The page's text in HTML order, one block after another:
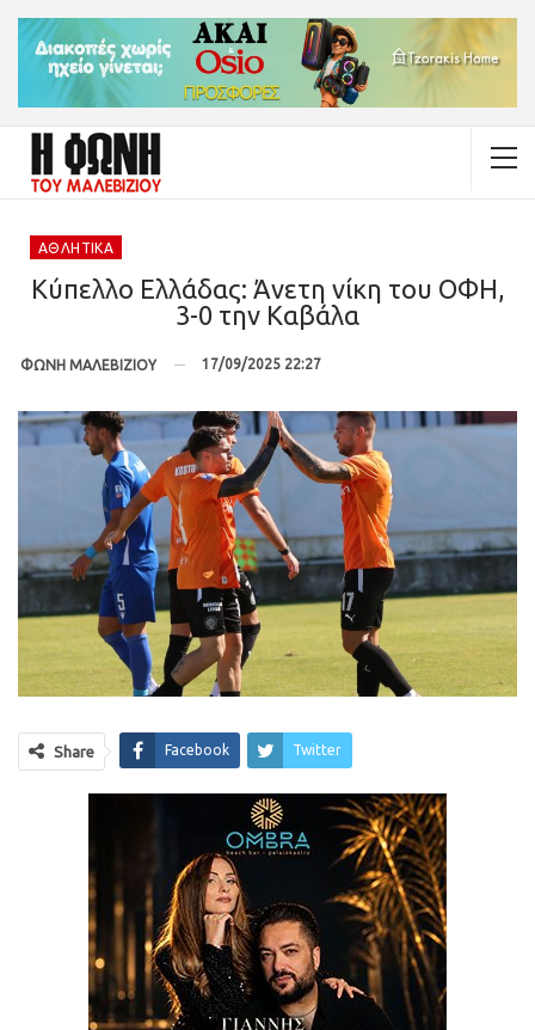
ΑΘΛΗΤΙΚΆ
Κύπελλο Ελλάδας: Άνετη νίκη του ΟΦΗ,
3-0 την Καβάλα
ΦΩΝΗ ΜΑΛΕΒΙΖΙΟΥ 17/09/2025 22:27
Share Facebook Twitter